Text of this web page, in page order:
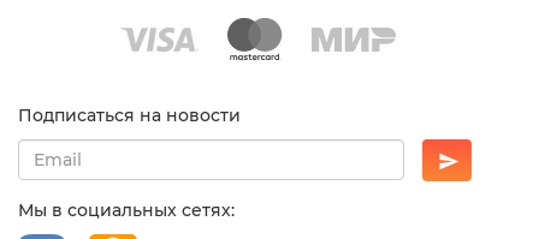
Подписаться на новости
Мы в социальных сетях: